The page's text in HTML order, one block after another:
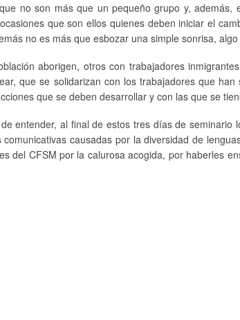
no son más que un pequeño grupo y,
que son ellos quienes deben iniciar el
no es más que esbozar una simple sonrisa,
aborigen, otros con trabajadores
que se solidarizan con los trabajadores que
que se deben desarrollar y con las que se
entender, al final de estos tres días de
causadas por la diversidad de
del CFSM por la calurosa acogida, por haberles